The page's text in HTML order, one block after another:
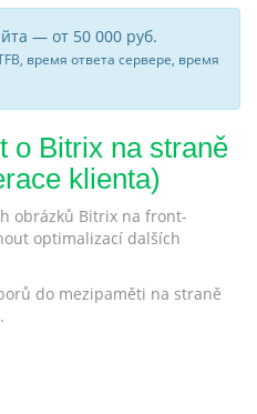
— от 50 000 руб.
время ответа сервере, время
o Bitrix na straně
klienta)
obrázků Bitrix na front-
optimalizací dalších
do mezipaměti na straně